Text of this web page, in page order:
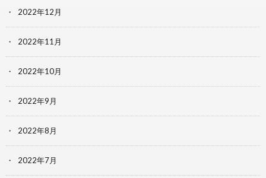
2022年12月
2022年11月
2022年10月
2022年9月
2022年8月
2022年7月